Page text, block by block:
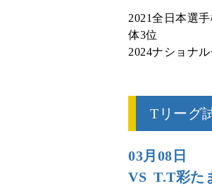
2021全日本選
体3位
2024ナショナ
Tリーグ
03月08日
VS T.T彩た